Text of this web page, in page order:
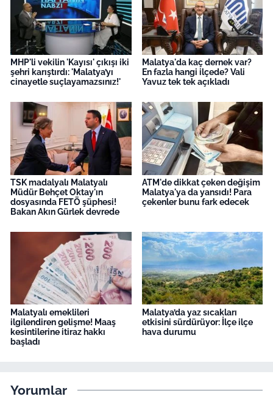
MHP'li vekilin 'Kayısı' çıkışı iki
şehri karıştırdı: 'Malatya’yı
cinayetle suçlayamazsınız!'
Malatya'da kaç dernek var?
En fazla hangi ilçede? Vali
Yavuz tek tek açıkladı
TSK madalyalı Malatyalı
Müdür Behçet Oktay'ın
dosyasında FETÖ şüphesi!
Bakan Akın Gürlek devrede
ATM'de dikkat çeken değişim
Malatya'ya da yansıdı! Para
çekenler bunu fark edecek
Malatyalı emeklileri
ilgilendiren gelişme! Maaş
kesintilerine itiraz hakkı
başladı
Malatya’da yaz sıcakları
etkisini sürdürüyor: İlçe ilçe
hava durumu
Yorumlar